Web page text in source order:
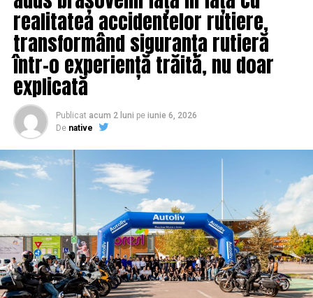
NU RATATI
Țara în care prețurile se dublează zilnic. Până mai ieri
era belșug! | IasiAZI.ro
realitatea accidentelor rutiere,
transformând siguranța rutieră
într-o experiență trăită, nu doar
explicată
Publicat acum 2 luni pe iunie 6, 2026
De native